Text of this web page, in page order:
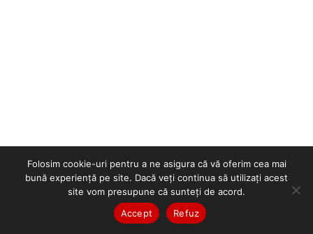
Folosim cookie-uri pentru a ne asigura că vă oferim cea mai
bună experiență pe site. Dacă veți continua să utilizați acest
site vom presupune că sunteți de acord.
Accept
Refuz